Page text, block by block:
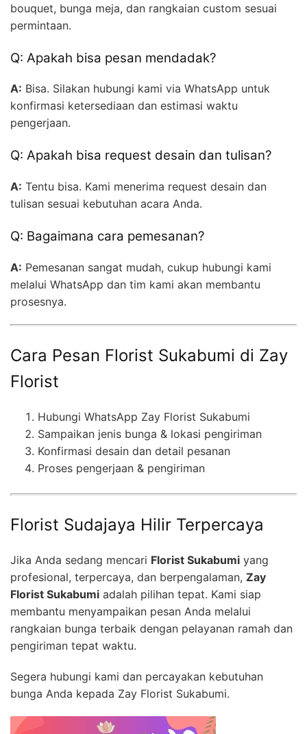
bouquet, bunga meja, dan rangkaian custom sesuai
permintaan.
Q: Apakah bisa pesan mendadak?
A: Bisa. Silakan hubungi kami via WhatsApp untuk
konfirmasi ketersediaan dan estimasi waktu
pengerjaan.
Q: Apakah bisa request desain dan tulisan?
A: Tentu bisa. Kami menerima request desain dan
tulisan sesuai kebutuhan acara Anda.
Q: Bagaimana cara pemesanan?
A: Pemesanan sangat mudah, cukup hubungi kami
melalui WhatsApp dan tim kami akan membantu
prosesnya.
Cara Pesan Florist Sukabumi di Zay
Florist
Hubungi WhatsApp Zay Florist Sukabumi
Sampaikan jenis bunga & lokasi pengiriman
Konfirmasi desain dan detail pesanan
Proses pengerjaan & pengiriman
Florist Sudajaya Hilir Terpercaya
Jika Anda sedang mencari Florist Sukabumi yang
profesional, terpercaya, dan berpengalaman, Zay
Florist Sukabumi adalah pilihan tepat. Kami siap
membantu menyampaikan pesan Anda melalui
rangkaian bunga terbaik dengan pelayanan ramah dan
pengiriman tepat waktu.
Segera hubungi kami dan percayakan kebutuhan
bunga Anda kepada Zay Florist Sukabumi.